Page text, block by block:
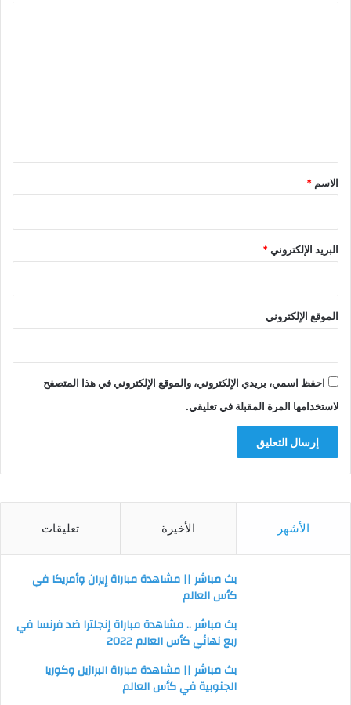
*
الاسم *
البريد الإلكتروني*
الموقع الإلكتروني
احفظ اسمي، بريدي الإلكتروني، والموقع الإلكتروني في هذا المتصفح
لاستخدامها المرة المقبلة في تعليقي.
الأشهر الأخيرة تعليقات
بث مباشر || مشاهدة مباراة إيران وأمريكا في
كأس العالم
بث مباشر .. مشاهدة مباراة إنجلترا ضد فرنسا في
ربع نهائي كأس العالم 2022
بث مباشر || مشاهدة مباراة البرازيل وكوريا
الجنوبية في كأس العالم